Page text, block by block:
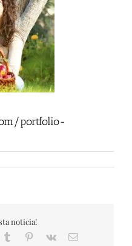
portfolio-
noticia!
Tumblr Pinterest
Vk
Correo